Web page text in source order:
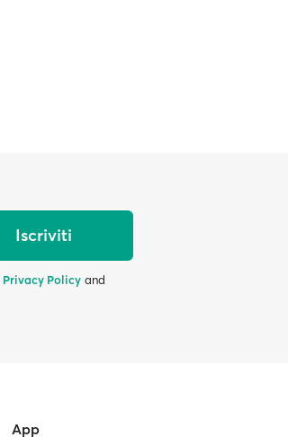
Iscriviti
Privacy Policy and
App